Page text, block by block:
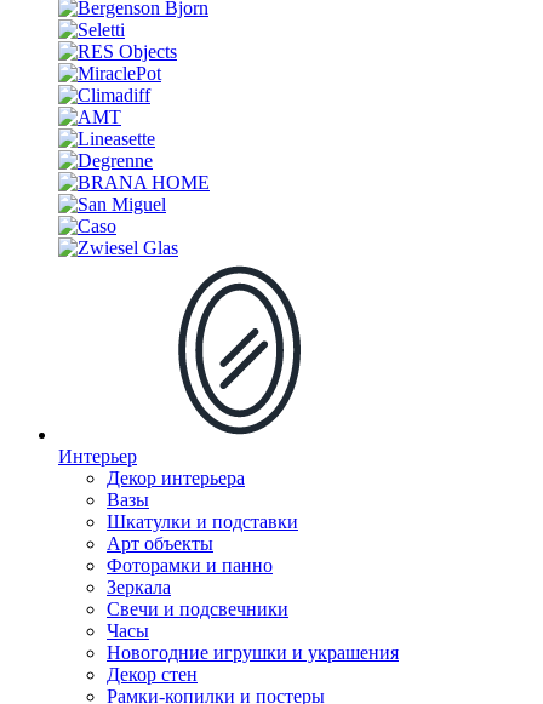
Интерьер
Декор интерьера
Вазы
Шкатулки и подставки
Арт объекты
Фоторамки и панно
Зеркала
Свечи и подсвечники
Часы
Новогодние игрушки и украшения
Декор стен
Рамки-копилки и постеры